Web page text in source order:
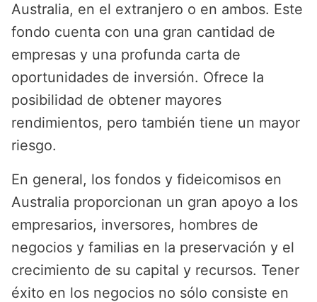
Australia, en el extranjero o en ambos. Este
fondo cuenta con una gran cantidad de
empresas y una profunda carta de
oportunidades de inversión. Ofrece la
posibilidad de obtener mayores
rendimientos, pero también tiene un mayor
riesgo.
En general, los fondos y fideicomisos en
Australia proporcionan un gran apoyo a los
empresarios, inversores, hombres de
negocios y familias en la preservación y el
crecimiento de su capital y recursos. Tener
éxito en los negocios no sólo consiste en